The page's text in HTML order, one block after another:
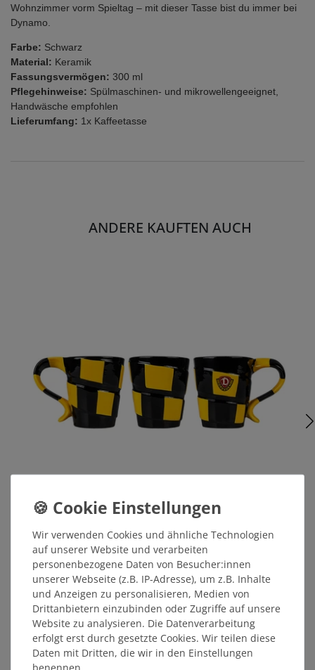
Wohnzimmer vorm Spieltag – mit dieser Tasse bist du immer bei
Dynamo.
Farbe: Schwarz
Material: Keramik
Fassungsvermögen: 300 ml
Pflegehinweise: Spülmaschinen- und mikrowellengeeignet,
Handwäsche empfohlen
Lieferumfang: 1x Kaffeetasse
ANDERE KAUFTEN AUCH
Kaffeetasse SCHAL
12,99 €
MITGLIEDERPREIS: 12,34 €
ÄHNLICHE ARTIKEL
Wir verwenden Cookies und ähnliche Technologien
auf unserer Website und verarbeiten
personenbezogene Daten von Besucher:innen
unserer Webseite (z.B. IP-Adresse), um z.B. Inhalte
und Anzeigen zu personalisieren, Medien von
Drittanbietern einzubinden oder Zugriffe auf unsere
Website zu analysieren. Die Datenverarbeitung
erfolgt erst durch gesetzte Cookies. Wir teilen diese
Daten mit Dritten, die wir in den Einstellungen